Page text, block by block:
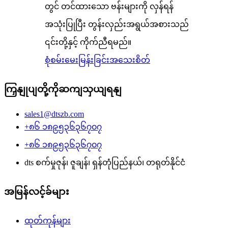
တွင် တင်ထားသော ဗန်းများကို လှန်ရန်
အသုံးပြုပြီး တွန်းလှည်းအရွယ်အစားသည်
၎င်းတို့နှင့် ကိုက်ညီရမည်။
စုံစမ်းမေးမြန်းခြင်းအသေးစိတ်
ကြှနျုပျတို့ကိုဆကျသှယျရနျ
sales1@dtszb.com
+၈၆ ၁၈၉၅၃၆၃၆၇၀၇
+၈၆ ၁၈၉၅၃၆၃၆၇၀၇
dts စက်မှုဇုန်၊ ဇူချန်၊ ရှန်တုံပြည်နယ်၊ တရုတ်နိုင်ငံ
အမြန်လင့်ခ်များ
ထုတ်ကုန်များ